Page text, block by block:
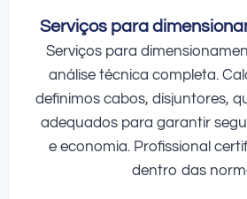
Serviços para
Serviços para
análise técnica completa.
definimos cabos, disjuntores,
adequados para garantir
e economia. Profissional
dentro das